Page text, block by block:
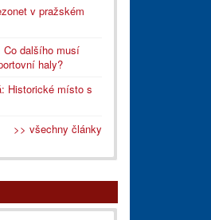
v pražském
Co dalšího musí
haly?
Historické místo s
>> všechny články